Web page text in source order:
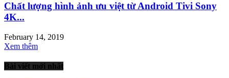
Chất lượng hình ảnh ưu việt từ Android Tivi Sony
4K...
February 14, 2019
Xem thêm
Bài viết mới nhất